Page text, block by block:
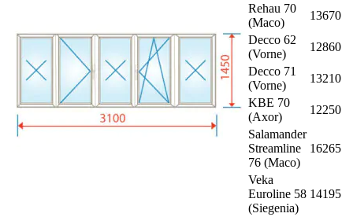
Rehau 70
(Maco)
13670
Decco 62
(Vorne)
12860
Decco 71
(Vorne)
13210
KBE 70
(Axor)
12250
Salamander
Streamline
76 (Maco)
16265
Veka
Euroline 58
(Siegenia)
14195